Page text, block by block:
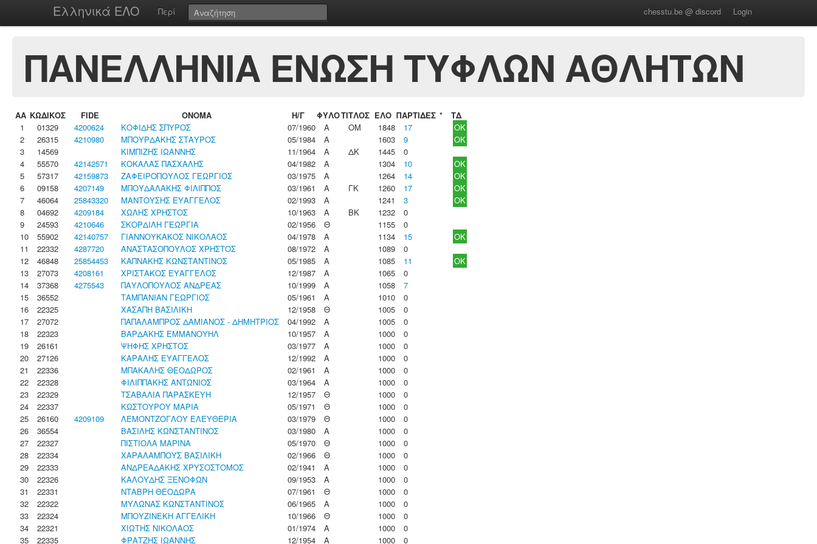
Ελληνικά ΕΛΟ Περί chesstu.be @ discord Login
ΠΑΝΕΛΛΗΝΙΑ ΕΝΩΣΗ ΤΥΦΛΩΝ ΑΘΛΗΤΩΝ
ΑΑ ΚΩΔΙΚΟΣ FIDE ΟΝΟΜΑ Η/Γ ΦΥΛΟΤΙΤΛΟΣ ΕΛΟ ΠΑΡΤΙΔΕΣ *
ΤΔ
1
01329 4200624 ΚΟΦΙΔΗΣ ΣΠΥΡΟΣ 07/1960 Α ΟΜ 1848 17
OK
2
26315 4210980 ΜΠΟΥΡΔΑΚΗΣ ΣΤΑΥΡΟΣ 05/1984 Α 1603 9
OK
3
14569 ΚΙΜΠΙΖΗΣ ΙΩΑΝΝΗΣ 11/1964 Α ΔΚ 1445
0
4
55570 42142571 ΚΟΚΑΛΑΣ ΠΑΣΧΑΛΗΣ 04/1982 Α 1304 10
OK
5
57317 42159873 ΖΑΦΕΙΡΟΠΟΥΛΟΣ ΓΕΩΡΓΙΟΣ 03/1975 Α 1264 14
OK
6
09158 4207149 ΜΠΟΥΔΑΛΑΚΗΣ ΦΙΛΙΠΠΟΣ 03/1961 Α ΓΚ 1260 17
OK
7
46064 25843320 ΜΑΝΤΟΥΣΗΣ ΕΥΑΓΓΕΛΟΣ 02/1993 Α 1241 3
OK
8
04692 4209184 ΧΩΛΗΣ ΧΡΗΣΤΟΣ 10/1963 Α ΒΚ 1232
0
9
24593 4210646 ΣΚΟΡΔΙΛΗ ΓΕΩΡΓΙΑ 02/1956 Θ 1155
0
10
55902 42140757 ΓΙΑΝΝΟΥΚΑΚΟΣ ΝΙΚΟΛΑΟΣ 04/1978 Α 1134 15
OK
11
22332 4287720 ΑΝΑΣΤΑΣΟΠΟΥΛΟΣ ΧΡΗΣΤΟΣ 08/1972 Α 1089
0
12
46848 25854453 ΚΑΠΝΑΚΗΣ ΚΩΝΣΤΑΝΤΙΝΟΣ 05/1985 Α 1085 11
OK
13
27073 4208161 ΧΡΙΣΤΑΚΟΣ ΕΥΑΓΓΕΛΟΣ 12/1987 Α 1065
0
14
37368 4275543 ΠΑΥΛΟΠΟΥΛΟΣ ΑΝΔΡΕΑΣ 10/1999 Α 1058
7
15
36552 ΤΑΜΠΑΝΙΑΝ ΓΕΩΡΓΙΟΣ 05/1961 Α 1010
0
16
22325 ΧΑΣΑΠΗ ΒΑΣΙΛΙΚΗ 12/1958 Θ 1005
0
17
27072 ΠΑΠΑΛΑΜΠΡΟΣ ΔΑΜΙΑΝΟΣ - ΔΗΜΗΤΡΙΟΣ 04/1992 Α 1005
0
18
22323 ΒΑΡΔΑΚΗΣ ΕΜΜΑΝΟΥΗΛ 10/1957 Α 1000
0
19
26161 ΨΗΦΗΣ ΧΡΗΣΤΟΣ 03/1977 Α 1000
0
20
27126 ΚΑΡΑΛΗΣ ΕΥΑΓΓΕΛΟΣ 12/1992 Α 1000
0
21
22336 ΜΠΑΚΑΛΗΣ ΘΕΟΔΩΡΟΣ 02/1961 Α 1000
0
22
22328 ΦΙΛΙΠΠΑΚΗΣ ΑΝΤΩΝΙΟΣ 03/1964 Α 1000
0
23
22329 ΤΣΑΒΑΛΙΑ ΠΑΡΑΣΚΕΥΗ 12/1957 Θ 1000
0
24
22337 ΚΩΣΤΟΥΡΟΥ ΜΑΡΙΑ 05/1971 Θ 1000
0
25
26160 4209109 ΛΕΜΟΝΤΖΟΓΛΟΥ ΕΛΕΥΘΕΡΙΑ 03/1979 Θ 1000
0
26
36554 ΒΑΣΙΛΗΣ ΚΩΝΣΤΑΝΤΙΝΟΣ 03/1980 Α 1000
0
27
22327 ΠΙΣΤΙΟΛΑ ΜΑΡΙΝΑ 05/1970 Θ 1000
0
28
22334 ΧΑΡΑΛΑΜΠΟΥΣ ΒΑΣΙΛΙΚΗ 02/1966 Θ 1000
0
29
22333 ΑΝΔΡΕΑΔΑΚΗΣ ΧΡΥΣΟΣΤΟΜΟΣ 02/1941 Α 1000
0
30
22326 ΚΑΛΟΥΔΗΣ ΞΕΝΟΦΩΝ 09/1953 Α 1000
0
31
22331 ΝΤΑΒΡΗ ΘΕΟΔΩΡΑ 07/1961 Θ 1000
0
32
22322 ΜΥΛΩΝΑΣ ΚΩΝΣΤΑΝΤΙΝΟΣ 06/1965 Α 1000
0
33
22324 ΜΠΟΥΖΙΝΕΚΗ ΑΓΓΕΛΙΚΗ 10/1966 Θ 1000
0
34
22321 ΧΙΩΤΗΣ ΝΙΚΟΛΑΟΣ 01/1974 Α 1000
0
35
22335 ΦΡΑΤΖΗΣ ΙΩΑΝΝΗΣ 12/1954 Α 1000 0